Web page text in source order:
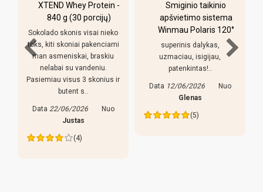
XTEND Whey Protein -
840 g (30 porcijų)
Sokolado skonis visai nieko
toks, kiti skoniai pakenciami
man asmeniskai, braskiu
nelabai su vandeniu.
Pasiemiau visus 3 skonius ir
butent s..
22/06/2026
Nuo
(4)
Smiginio taikinio
apšvietimo sistema
Winmau Polaris 120°
superinis dalykas,
uzmaciau, isigijau,
patenkintas!..
12/06/2026
Nuo
(5)